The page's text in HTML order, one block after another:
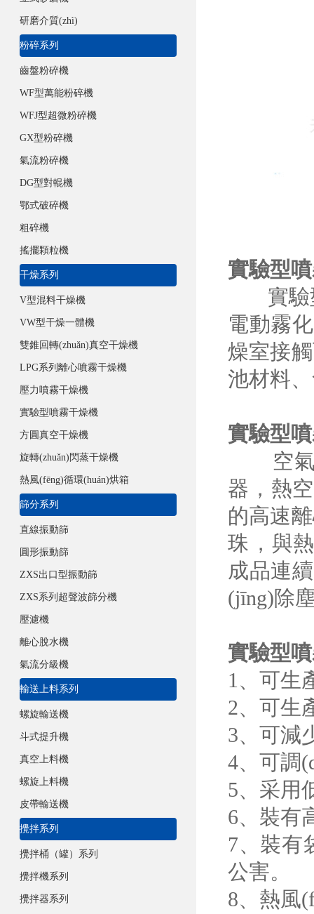
研磨介質(zhì)
粉碎系列
齒盤粉碎機
WF型萬能粉碎機
WFJ型超微粉碎機
GX型粉碎機
氣流粉碎機
DG型對輥機
鄂式破碎機
粗碎機
搖擺顆粒機
干燥系列
V型混料干燥機
VW型干燥一體機
雙錐回轉(zhuǎn)真空干燥機
LPG系列離心噴霧干燥機
壓力噴霧干燥機
實驗型噴霧干燥機
方圓真空干燥機
旋轉(zhuǎn)閃蒸干燥機
熱風(fēng)循環(huán)烘箱
篩分系列
直線振動篩
圓形振動篩
ZXS出口型振動篩
ZXS系列超聲波篩分機
壓濾機
離心脫水機
氣流分級機
輸送上料系列
螺旋輸送機
斗式提升機
真空上料機
螺旋上料機
皮帶輸送機
攪拌系列
攪拌桶（罐）系列
攪拌機系列
攪拌器系列
實驗型
實驗型
電動霧化
燥室接觸
池材料
實驗型
空氣經
器，
的高速
珠，與
成品連
(jīng)除塵
實驗型
1、可
2、可
3、可
4、
5、
6、裝有
7、
公害。
8、熱